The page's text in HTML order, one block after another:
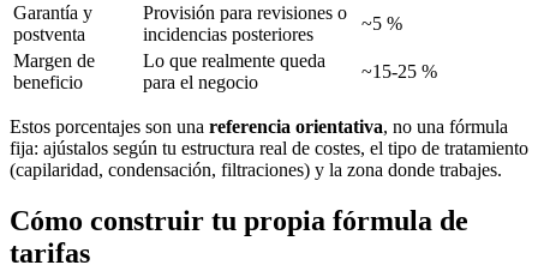
Garantía y
postventa
Provisión para revisiones o
incidencias posteriores
~5 %
Margen de
beneficio
Lo que realmente queda
para el negocio
~15-25 %
Estos porcentajes son una referencia orientativa, no una fórmula
fija: ajústalos según tu estructura real de costes, el tipo de tratamiento
(capilaridad, condensación, filtraciones) y la zona donde trabajes.
Cómo construir tu propia fórmula de
tarifas